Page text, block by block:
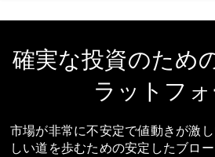
確実な投資のため
ラットフ
市場が非常に不安定で値動きが激
しい道を歩むための安定したブロ